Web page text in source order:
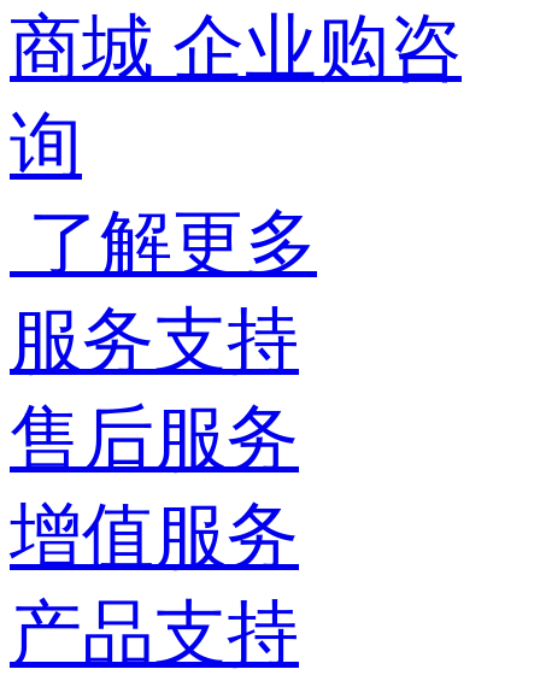
商城 企业购咨
询
了解更多
服务支持
售后服务
增值服务
产品支持